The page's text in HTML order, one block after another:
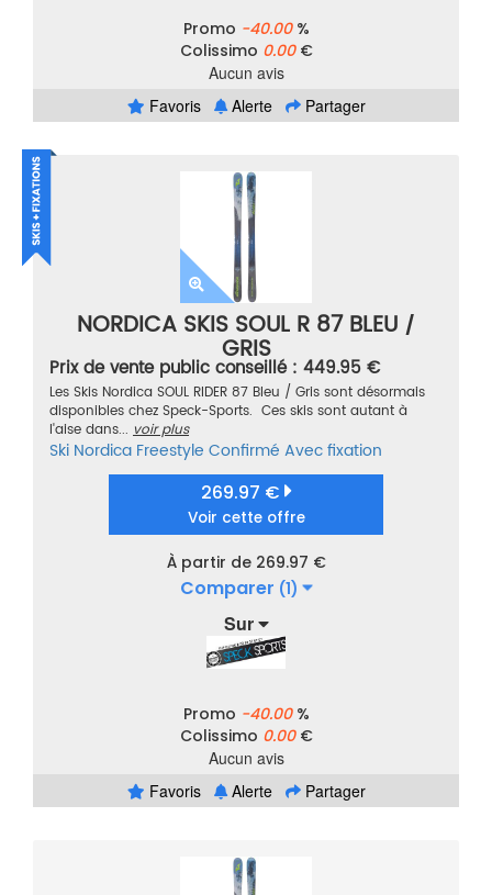
Promo -40.00%
Colissimo 0.00€
Aucun avis
Favoris
Alerte Partager
NORDICA SKIS SOUL R 87 BLEU /
GRIS
Prix de vente public conseillé : 449.95 €
Les Skis Nordica SOUL RIDER 87 Bleu / Gris sont désormais
disponibles chez Speck-Sports. Ces skis sont autant à
l'aise dans... voir plus
Ski Nordica Freestyle Confirmé Avec fixation
269.97 €
Voir cette offre
À partir de 269.97 €
Comparer (1)
Sur
Promo -40.00%
Colissimo 0.00€
Aucun avis
Favoris
Alerte Partager